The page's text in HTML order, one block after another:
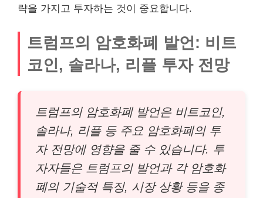
략을 가지고 투자하는 것이 중요합니다.
트럼프의 암호화폐 발언: 비트
코인, 솔라나, 리플 투자 전망
트럼프의 암호화폐 발언은 비트코인,
솔라나, 리플 등 주요 암호화폐의 투
자 전망에 영향을 줄 수 있습니다. 투
자자들은 트럼프의 발언과 각 암호화
폐의 기술적 특징, 시장 상황 등을 종